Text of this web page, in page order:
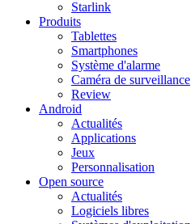
Starlink
Produits
Tablettes
Smartphones
Système d'alarme
Caméra de surveillance
Review
Android
Actualités
Applications
Jeux
Personnalisation
Open source
Actualités
Logiciels libres